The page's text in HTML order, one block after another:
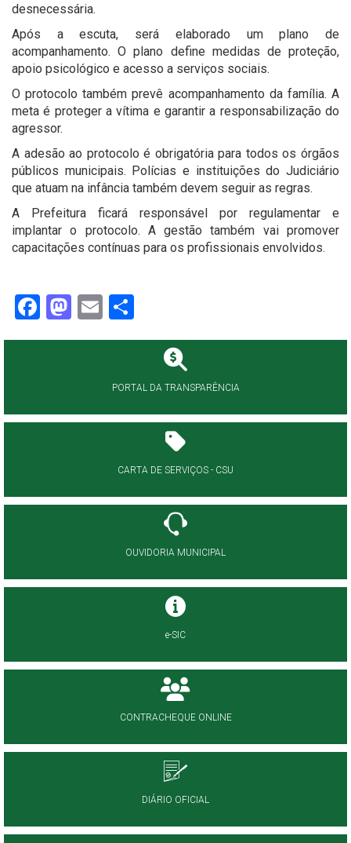
desnecessária.
Após a escuta, será elaborado um plano de
acompanhamento. O plano define medidas de proteção,
apoio psicológico e acesso a serviços sociais.
O protocolo também prevê acompanhamento da família. A
meta é proteger a vítima e garantir a responsabilização do
agressor.
A adesão ao protocolo é obrigatória para todos os órgãos
públicos municipais. Polícias e instituições do Judiciário
que atuam na infância também devem seguir as regras.
A Prefeitura ficará responsável por regulamentar e
implantar o protocolo. A gestão também vai promover
capacitações contínuas para os profissionais envolvidos.
Facebook
Mastodon
Email
PORTAL DA TRANSPARÊNCIA
CARTA DE SERVIÇOS - CSU
OUVIDORIA MUNICIPAL
e-SIC
CONTRACHEQUE ONLINE
DIÁRIO OFICIAL